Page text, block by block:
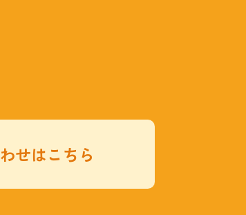
せはこちら